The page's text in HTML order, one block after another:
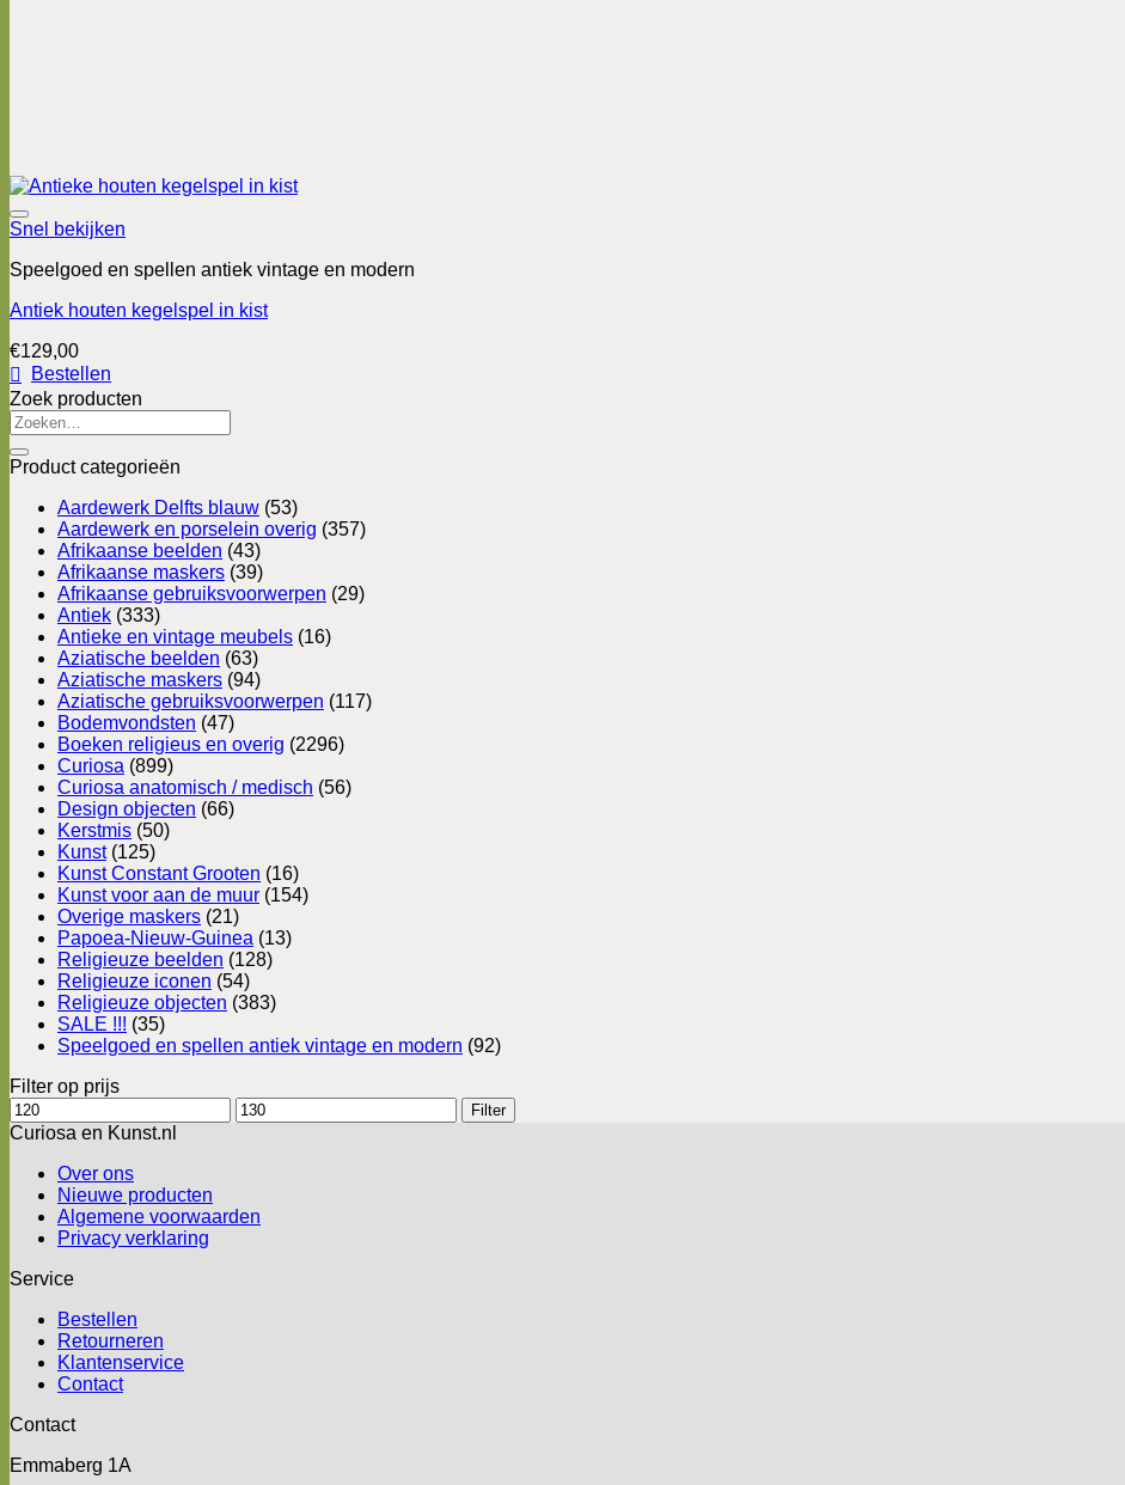
Snel bekijken
Speelgoed en spellen antiek vintage en modern
Antiek houten kegelspel in kist
€129,00
Bestellen
Zoek producten
Zoeken
naar:
Product categorieën
Aardewerk Delfts blauw (53)
Aardewerk en porselein overig (357)
Afrikaanse beelden (43)
Afrikaanse maskers (39)
Afrikaanse gebruiksvoorwerpen (29)
Antiek (333)
Antieke en vintage meubels (16)
Aziatische beelden (63)
Aziatische maskers (94)
Aziatische gebruiksvoorwerpen (117)
Bodemvondsten (47)
Boeken religieus en overig (2296)
Curiosa (899)
Curiosa anatomisch / medisch (56)
Design objecten (66)
Kerstmis (50)
Kunst (125)
Kunst Constant Grooten (16)
Kunst voor aan de muur (154)
Overige maskers (21)
Papoea-Nieuw-Guinea (13)
Religieuze beelden (128)
Religieuze iconen (54)
Religieuze objecten (383)
SALE !!! (35)
Speelgoed en spellen antiek vintage en modern (92)
Filter op prijs
Min.
prijs
Max.
prijs
Filter
Curiosa en Kunst.nl
Over ons
Nieuwe producten
Algemene voorwaarden
Privacy verklaring
Service
Bestellen
Retourneren
Klantenservice
Contact
Contact
Emmaberg 1A